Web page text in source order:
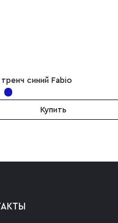
синий Fabio
Купить